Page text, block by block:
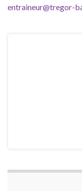
entraineur@tregor-